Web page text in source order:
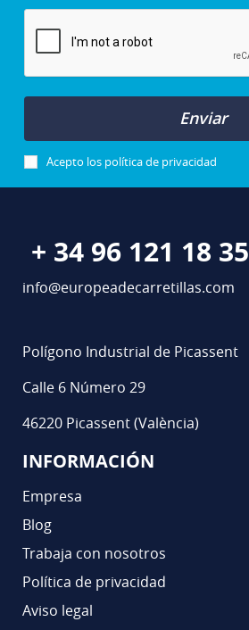
Enviar
Acepto los política de privacidad
+ 34 96 121 18 35
info@europeadecarretillas.com
Polígono Industrial de Picassent
Calle 6 Número 29
46220 Picassent (València)
INFORMACIÓN
Empresa
Blog
Trabaja con nosotros
Política de privacidad
Aviso legal